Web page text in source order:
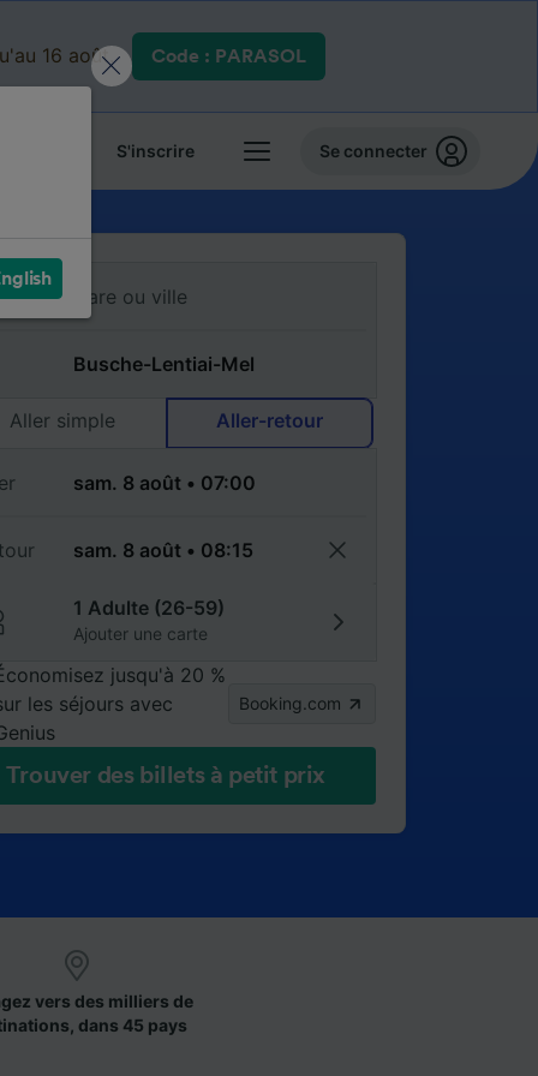
16 août. Code : PARASOL
S'inscrire Se connecter
Aller simple Aller-retour
1 Adulte (26-59)
Ajouter une carte
jusqu'à 20 %
les séjours avec
Booking.com
Trouver des billets à petit prix
vers des milliers de
dans 45 pays